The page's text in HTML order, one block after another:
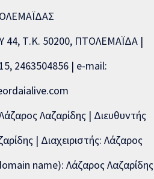
44, Τ.Κ. 50200, ΠΤΟΛΕΜΑΪΔΑ |
2463504856 | e-mail:
Λαζαρίδης | Διευθυντής
| Διαχειριστής: Λάζαρος
name): Λάζαρος Λαζαρίδης